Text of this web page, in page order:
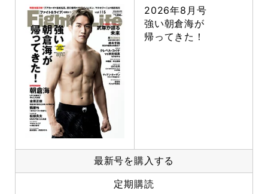
2026年8月号
強い朝倉海が
帰ってきた！
最新号を購入する
定期購読